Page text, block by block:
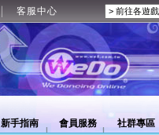
客服中心
新手指南 會員服務 社群專區